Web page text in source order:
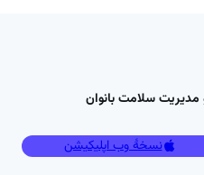
مدیریت سلامت بانوان
نسخۀ وب اپلیکیشن